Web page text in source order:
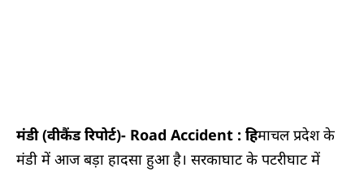
मंडी (वीकैंड रिपोर्ट)- Road Accident : हिमाचल प्रदेश के
मंडी में आज बड़ा हादसा हुआ है। सरकाघाट के पटरीघाट में